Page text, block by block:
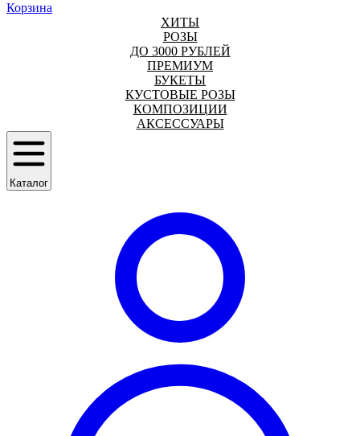
Корзина
ХИТЫ
РОЗЫ
ДО 3000 РУБЛЕЙ
ПРЕМИУМ
БУКЕТЫ
КУСТОВЫЕ РОЗЫ
КОМПОЗИЦИИ
АКСЕССУАРЫ
Каталог